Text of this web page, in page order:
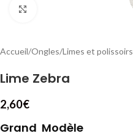
Accueil/Ongles/Limes et polissoirs
Lime Zebra
2,60€
Grand Modèle